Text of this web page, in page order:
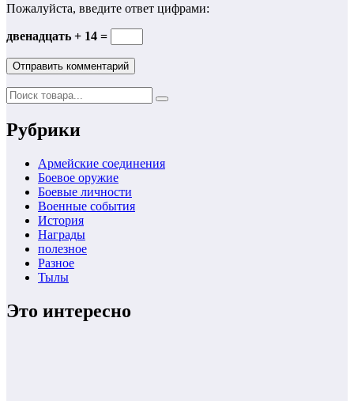
Пожалуйста, введите ответ цифрами:
двенадцать + 14 =
Рубрики
Армейские соединения
Боевое оружие
Боевые личности
Военные события
История
Награды
полезное
Разное
Тылы
Это интересно